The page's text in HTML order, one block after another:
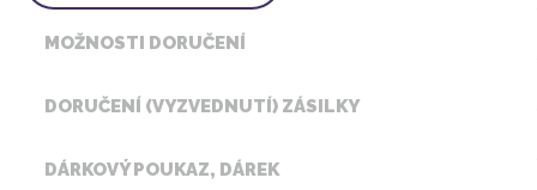
MOŽNOSTI DORUČENÍ
DORUČENÍ (VYZVEDNUTÍ) ZÁSILKY
DÁRKOVÝ POUKAZ, DÁREK